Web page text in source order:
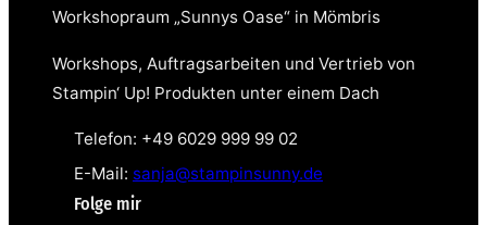
Workshopraum „Sunnys Oase“ in Mömbris
Workshops, Auftragsarbeiten und Vertrieb von
Stampin‘ Up! Produkten unter einem Dach
Telefon: +49 6029 999 99 02
E-Mail: sanja@stampinsunny.de
Folge mir